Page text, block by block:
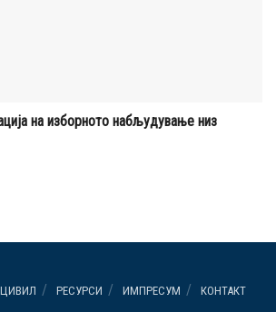
на изборното набљудување низ
РЕСУРСИ ИМПРЕСУМ КОНТАКТ